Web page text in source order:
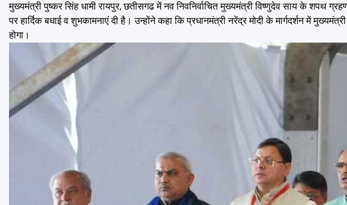
मुख्यमंत्री पुष्कर सिंह धामी रायपुर, छतीसगढ में नव निवनिर्वाचित मुख्यमंत्री विष्णुदेव साय के शपथ
पर हार्दिक बधाई व शुभकामनाएं दी है। उन्होंने कहा कि प्रधानमंत्री नरेंद्र मोदी के मार्गदर्शन में
होगा।